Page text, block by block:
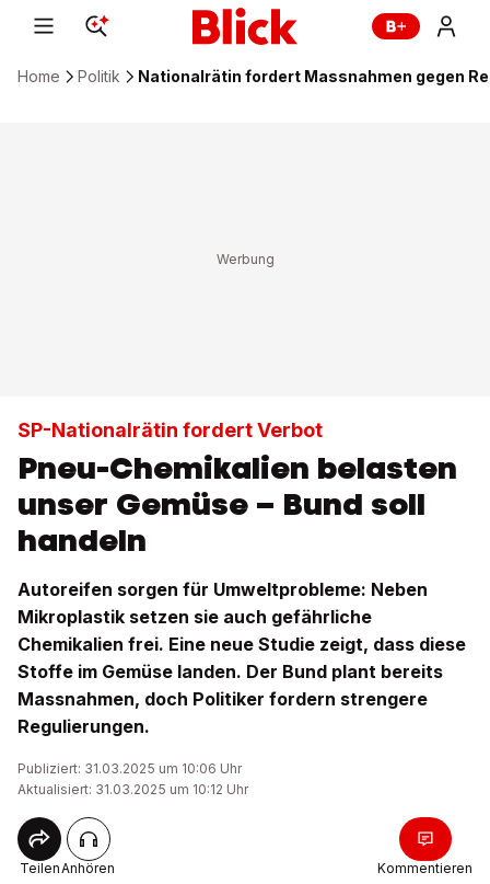
Home Politik Nationalrätin fordert Massnahmen gegen
SP-Nationalrätin fordert Verbot
Pneu-Chemikalien belasten
unser Gemüse – Bund soll
handeln
Autoreifen sorgen für Umweltprobleme: Neben
Mikroplastik setzen sie auch gefährliche
Chemikalien frei. Eine neue Studie zeigt, dass diese
Stoffe im Gemüse landen. Der Bund plant bereits
Massnahmen, doch Politiker fordern strengere
Regulierungen.
Publiziert: 31.03.2025 um 10:06 Uhr
Aktualisiert: 31.03.2025 um 10:12 Uhr
TeilenAnhören Kommentieren